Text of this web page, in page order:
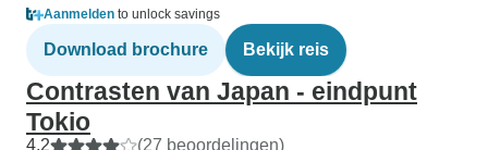
Aanmelden to unlock savings
Download brochure Bekijk reis
Contrasten van Japan - eindpunt
Tokio
4,2 (27 beoordelingen)